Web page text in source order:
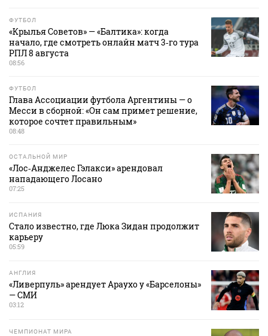
ФУТБОЛ
«Крылья Советов» — «Балтика»: когда
начало, где смотреть онлайн матч 3‑го тура
РПЛ 8 августа
08:56
ФУТБОЛ
Глава Ассоциации футбола Аргентины — о
Месси в сборной: «Он сам примет решение,
которое сочтет правильным»
08:48
ОСТАЛЬНОЙ МИР
«Лос‑Анджелес Гэлакси» арендовал
нападающего Лосано
07:25
ИСПАНИЯ
Стало известно, где Люка Зидан продолжит
карьеру
05:59
АНГЛИЯ
«Ливерпуль» арендует Араухо у «Барселоны»
— СМИ
03:12
ЧЕМПИОНАТ МИРА